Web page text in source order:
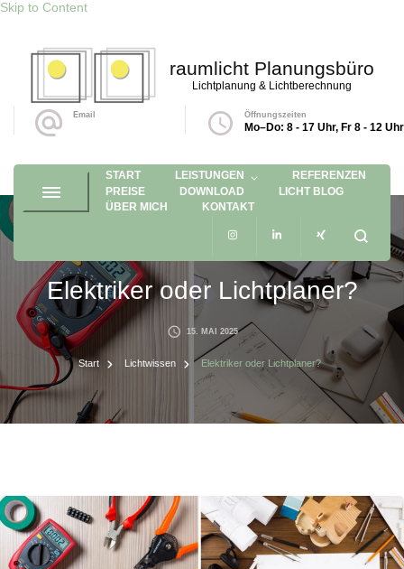
Skip to Content
raumlicht Planungsbüro
Lichtplanung & Lichtberechnung
Email Öffnungszeiten
Mo–Do: 8 - 17 Uhr, Fr 8 - 12 Uhr
START LEISTUNGEN
REFERENZEN
PREISE
DOWNLOAD
LICHT BLOG
ÜBER MICH
KONTAKT
Elektriker oder Lichtplaner?
15. MAI 2025
Start Lichtwissen Elektriker oder Lichtplaner?